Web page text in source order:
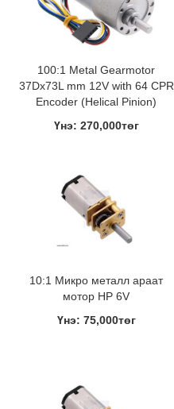
100:1 Metal Gearmotor
37Dx73L mm 12V with 64 CPR
Encoder (Helical Pinion)
Үнэ: 270,000төг
10:1 Микро металл араат
мотор HP 6V
Үнэ: 75,000төг